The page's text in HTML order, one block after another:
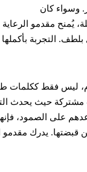
وسواء كان
يُمنح مقدمو
التجربة
ليس فقط ككلمات
حيث يحدث
على
قبضتها. يدرك